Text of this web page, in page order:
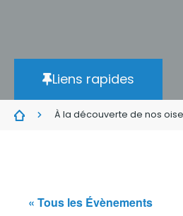
Liens rapides
À la découverte de nos
« Tous les Évènements